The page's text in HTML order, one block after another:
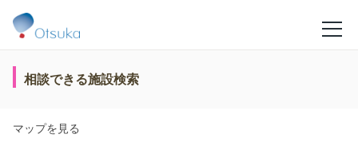
相談できる施設検索
マップを見る